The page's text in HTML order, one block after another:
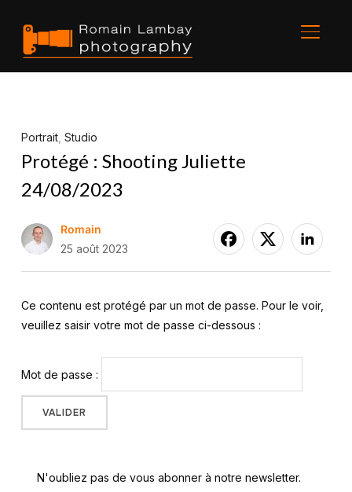
Portrait, Studio
Protégé : Shooting Juliette
24/08/2023
Romain
25 août 2023
Ce contenu est protégé par un mot de passe. Pour le voir,
veuillez saisir votre mot de passe ci-dessous :
Mot de passe :
N'oubliez pas de vous abonner à notre newsletter.